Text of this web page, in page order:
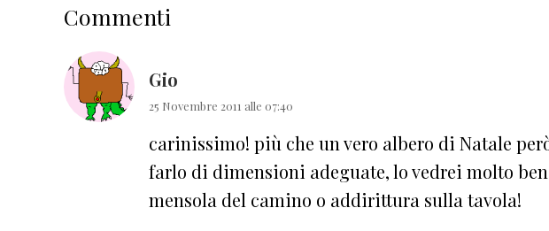
del
lettore
Commenti
Gio
25 Novembre 2011 alle 07:40
carinissimo! più che un vero albero di Natale
farlo di dimensioni adeguate, lo vedrei molto
mensola del camino o addirittura sulla tavola!